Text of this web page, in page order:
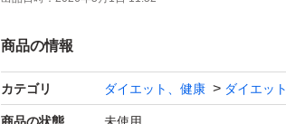
プロテイン
筋トレ
商品の情報
カテゴリ ダイエット、健康 ダイエット